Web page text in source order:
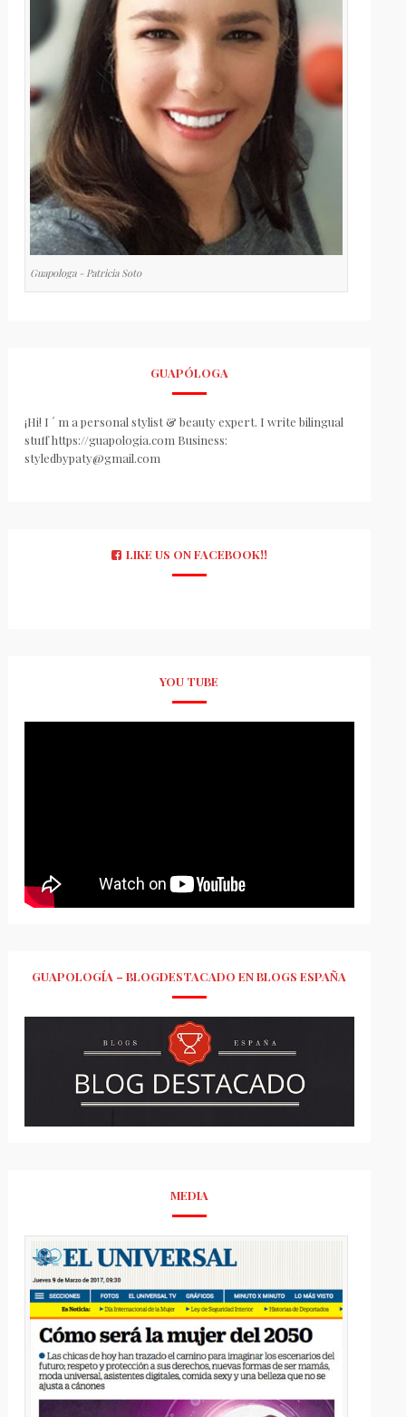
Guapologa - Patricia Soto
GUAPÓLOGA
¡Hi! I ´ m a personal stylist & beauty expert. I write bilingual
stuff https://guapologia.com Business:
styledbypaty@gmail.com
LIKE US ON FACEBOOK!!
YOU TUBE
GUAPOLOGÍA – BLOGDESTACADO EN BLOGS ESPAÑA
MEDIA